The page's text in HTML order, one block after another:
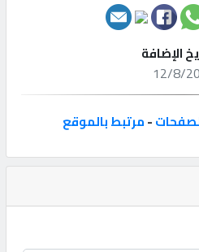
الإضافة
12/8/
-مرتبط بالموقع